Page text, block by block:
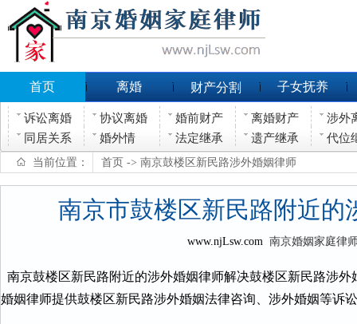
首页 离婚 财产分割 子女抚养
诉讼离婚 协议离婚 婚前财产 离婚财产
涉外
同居关系
婚外情 法定继承 遗产继承 代位
当前位置： 首页 -> 南京鼓楼区新民路涉外婚姻律师
南京市鼓楼区新民路附近的
www.njLsw.com南京婚姻家庭律
南京鼓楼区新民路附近的涉外婚姻律师解决鼓楼区新民路涉
婚姻律师提供鼓楼区新民路涉外婚姻法律咨询、涉外婚姻等诉